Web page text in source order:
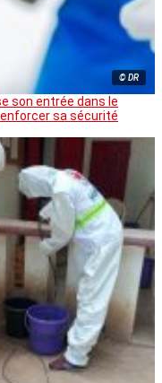
© DR
son entrée dans le
sa sécurité